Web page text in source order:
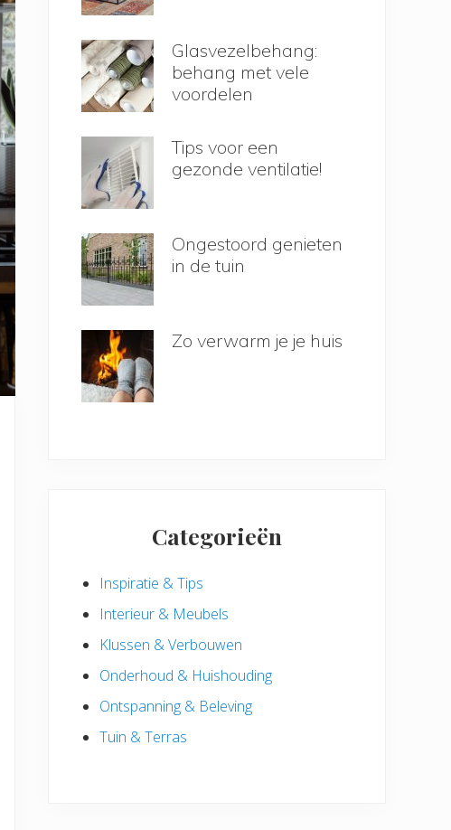
Glasvezelbehang:
behang met vele
voordelen
Tips voor een
gezonde ventilatie!
Ongestoord genieten
in de tuin
Zo verwarm je je huis
Categorieën
Inspiratie & Tips
Interieur & Meubels
Klussen & Verbouwen
Onderhoud & Huishouding
Ontspanning & Beleving
Tuin & Terras